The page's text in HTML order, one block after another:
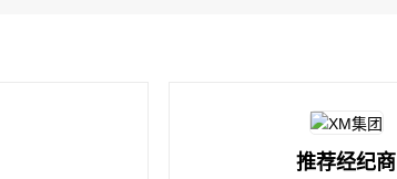
推荐经纪商